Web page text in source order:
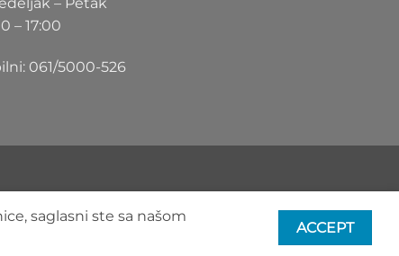
– Petak
– 17:00
061/5000-526
saglasni ste sa našom
ACCEPT